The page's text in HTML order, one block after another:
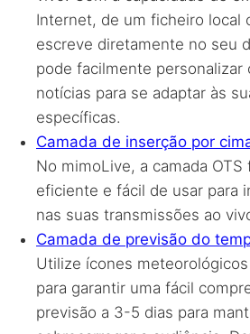
Internet, de um ficheiro local
escreve diretamente no seu
pode facilmente personalizar
notícias para se adaptar às
específicas.
Camada de inserção por
No mimoLive, a camada
eficiente e fácil de usar para
nas suas transmissões ao
Camada de previsão do
Utilize ícones
para garantir uma fácil
previsão a 3-5 dias para